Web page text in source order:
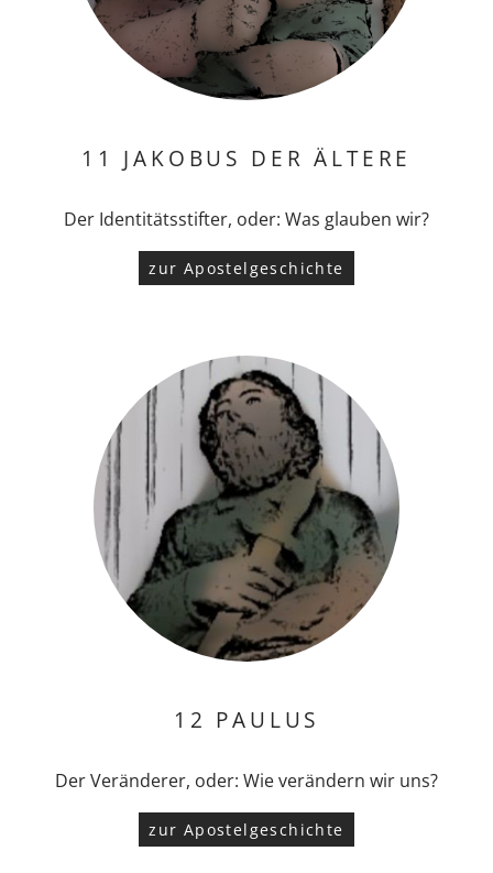
11 JAKOBUS DER ÄLTERE
Der Identitätsstifter, oder: Was glauben wir?
zur Apostelgeschichte
12 PAULUS
Der Veränderer, oder: Wie verändern wir uns?
zur Apostelgeschichte